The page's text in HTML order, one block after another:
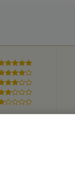
5 hvězdiček
4 hvězdičky
3 hvězdičky
2 hvězdičky
1 hvezdička